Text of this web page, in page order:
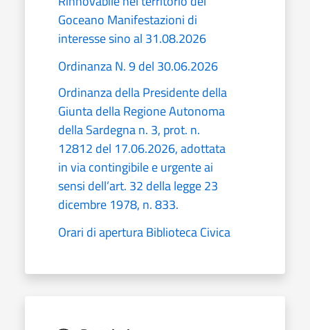
Goceano Manifestazioni di
interesse sino al 31.08.2026
Ordinanza N. 9 del 30.06.2026
Ordinanza della Presidente della
Giunta della Regione Autonoma
della Sardegna n. 3, prot. n.
12812 del 17.06.2026, adottata
in via contingibile e urgente ai
sensi dell’art. 32 della legge 23
dicembre 1978, n. 833.
Orari di apertura Biblioteca Civica